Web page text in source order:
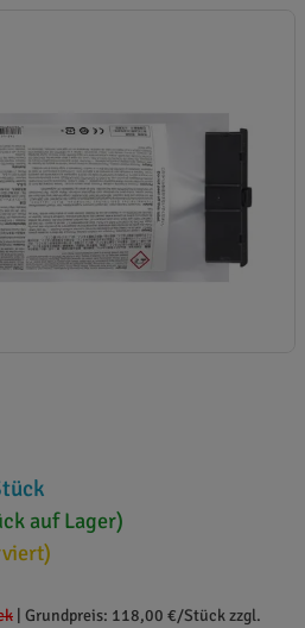
auf Lager)
Grundpreis: 118,00 €/Stück zzgl.